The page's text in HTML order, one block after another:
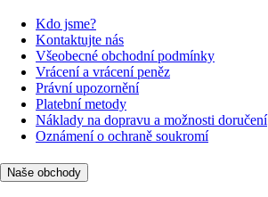
Kdo jsme?
Kontaktujte nás
Všeobecné obchodní podmínky
Vrácení a vrácení peněz
Právní upozornění
Platební metody
Náklady na dopravu a možnosti doručení
Oznámení o ochraně soukromí
Naše obchody